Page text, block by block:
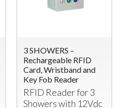
3 SHOWERS –
Rechargeable RFID
Card, Wristband and
Key Fob Reader
RFID Reader for 3
Showers with 12Vdc